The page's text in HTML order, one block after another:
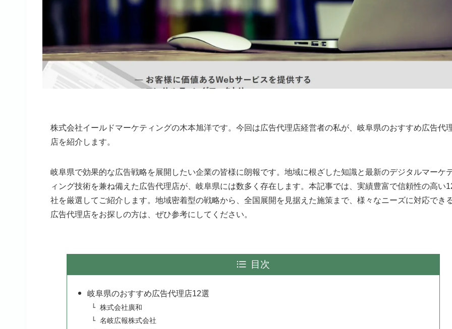
株式会社イールドマーケティングの木本旭洋です。今回は広告代理店経営者の私が、岐阜県のおすすめ広告代
店を紹介します。
岐阜県で効果的な広告戦略を展開したい企業の皆様に朗報です。地域に根ざした知識と最新のデジタルマーケ
ィング技術を兼ね備えた広告代理店が、岐阜県には数多く存在します。本記事では、実績豊富で信頼性の高い
社を厳選してご紹介します。地域密着型の戦略から、全国展開を見据えた施策まで、様々なニーズに対応でき
広告代理店をお探しの方は、ぜひ参考にしてください。
目次
岐阜県のおすすめ広告代理店12選
株式会社廣和
名岐広報株式会社